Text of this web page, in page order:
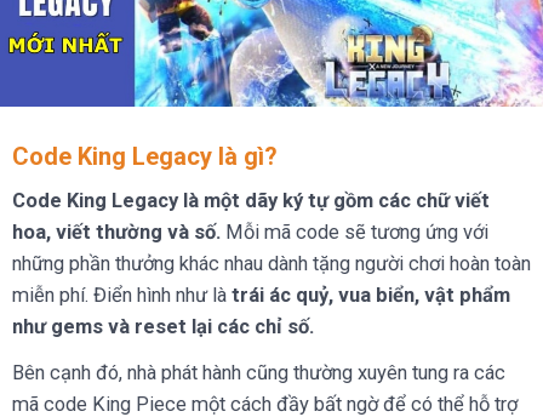
Code King Legacy là gì?
Code King Legacy là một dãy ký tự gồm các chữ viết
hoa, viết thường và số. Mỗi mã code sẽ tương ứng với
những phần thưởng khác nhau dành tặng người chơi hoàn toàn
miễn phí. Điển hình như là trái ác quỷ, vua biển, vật phẩm
như gems và reset lại các chỉ số.
Bên cạnh đó, nhà phát hành cũng thường xuyên tung ra các
mã code King Piece một cách đầy bất ngờ để có thể hỗ trợ